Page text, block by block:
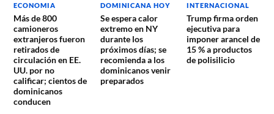
ECONOMIA
Más de 800
camioneros
extranjeros fueron
retirados de
circulación en EE.
UU. por no
calificar; cientos de
dominicanos
conducen
DOMINICANA HOY
Se espera calor
extremo en NY
durante los
próximos días; se
recomienda a los
dominicanos venir
preparados
INTERNACIONAL
Trump firma orden
ejecutiva para
imponer arancel de
15 % a productos
de polisilicio